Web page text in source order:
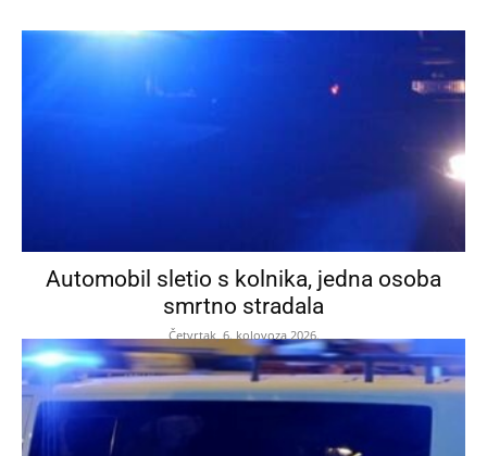
Automobil sletio s kolnika, jedna osoba
smrtno stradala
Četvrtak, 6. kolovoza 2026.